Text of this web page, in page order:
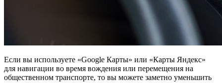
Если вы используете «Google Карты» или «Карты Яндекс»
для навигации во время вождения или перемещения на
общественном транспорте, то вы можете заметно уменьшить